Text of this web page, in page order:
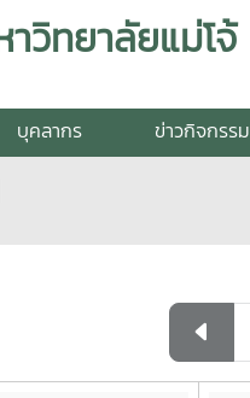
วิทยาลัยแม่โจ้
บุคลากร ข่าวกิจกรรม